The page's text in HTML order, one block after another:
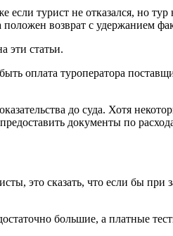
турист не отказался, но
возврат с удержанием
эти статьи.
оплата туроператора
до суда. Хотя
документы по
это сказать, что если бы
большие, а платные